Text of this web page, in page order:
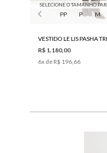
SELECIONE O TAMANHO
PP P M
R$ 1.180,00
6x de R$ 196,66